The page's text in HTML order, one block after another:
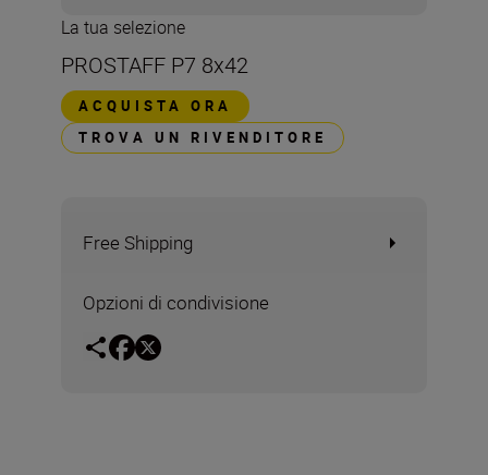
La tua selezione
PROSTAFF P7 8x42
ACQUISTA ORA
TROVA UN RIVENDITORE
Free Shipping
Opzioni di condivisione